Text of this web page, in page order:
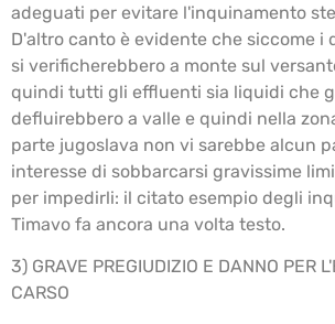
adeguati per evitare l'inquinamento
D'altro canto è evidente che siccome i
si verificherebbero a monte sul
quindi tutti gli effluenti sia liquidi che
defluirebbero a valle e quindi nella
parte jugoslava non vi sarebbe alcun
interesse di sobbarcarsi gravissime
per impedirli: il citato esempio degli
Timavo fa ancora una volta testo.
3) GRAVE PREGIUDIZIO E DANNO PER
CARSO